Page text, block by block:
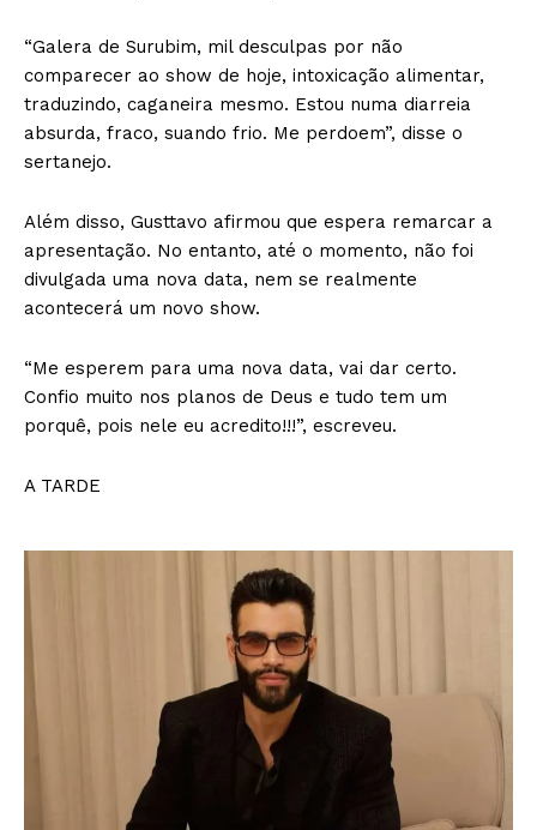
“Galera de Surubim, mil desculpas por não
comparecer ao show de hoje, intoxicação alimentar,
traduzindo, caganeira mesmo. Estou numa diarreia
absurda, fraco, suando frio. Me perdoem”, disse o
sertanejo.
Além disso, Gusttavo afirmou que espera remarcar a
apresentação. No entanto, até o momento, não foi
divulgada uma nova data, nem se realmente
acontecerá um novo show.
“Me esperem para uma nova data, vai dar certo.
Confio muito nos planos de Deus e tudo tem um
porquê, pois nele eu acredito!!!”, escreveu.
A TARDE